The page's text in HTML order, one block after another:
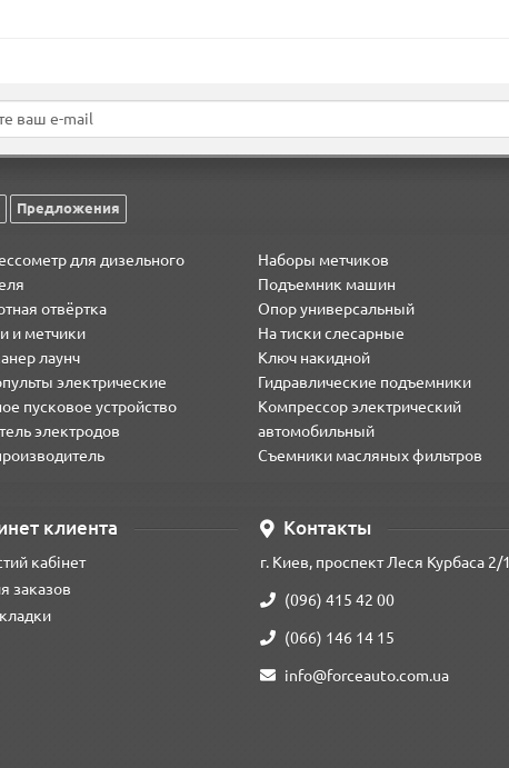
и ожиданиям клиентов - постоянный двигатель нашего бренда.
улучшили качество, но и обновили внешний вид и логотип,
позволяют выполнять большинство задач в автомастерской. В
Предложения
для дизельного
отвёртка
и метчики
лаунч
электрические
пусковое устройство
электродов
Наборы метчиков
Подъемник машин
Опор универсальный
На тиски слесарные
Ключ накидной
Гидравлические подъемники
Компрессор электрический
автомобильный
Съемники масляных фильтров
клиента
кабінет
заказов
Контакты
г. Киев, проспект Леся Курбаса 2/
(096) 415 42 00
(066) 146 14 15
info@forceauto.com.ua